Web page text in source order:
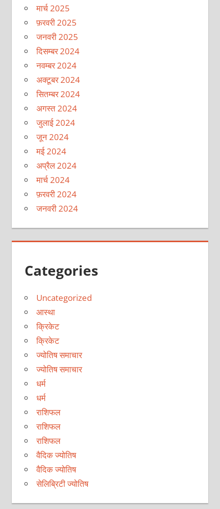
मार्च 2025
फ़रवरी 2025
जनवरी 2025
दिसम्बर 2024
नवम्बर 2024
अक्टूबर 2024
सितम्बर 2024
अगस्त 2024
जुलाई 2024
जून 2024
मई 2024
अप्रैल 2024
मार्च 2024
फ़रवरी 2024
जनवरी 2024
Categories
Uncategorized
आस्था
क्रिकेट
क्रिकेट
ज्योतिष समाचार
ज्योतिष समाचार
धर्म
धर्म
राशिफल
राशिफल
राशिफल
वैदिक ज्योतिष
वैदिक ज्योतिष
सेलिब्रिटी ज्योतिष